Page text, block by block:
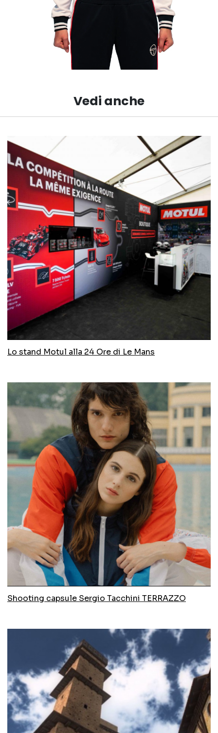
Vedi anche
Lo stand Motul alla 24 Ore di Le Mans
Shooting capsule Sergio Tacchini TERRAZZO